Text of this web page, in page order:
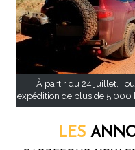
À partir du 24 juillet,
expédition de plus de 5 000
LES